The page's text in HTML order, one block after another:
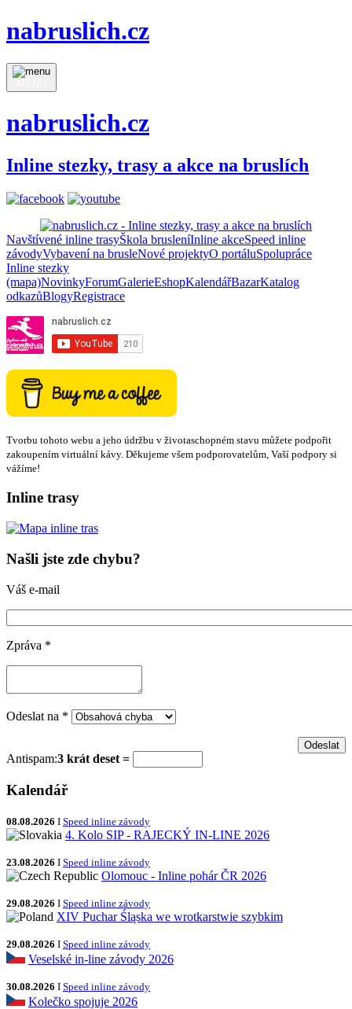
nabruslich.cz
nabruslich.cz
Inline stezky, trasy a akce na bruslích
Navštívené inline trasyŠkola brusleníInline akceSpeed inline
závodyVybavení na brusleNové projektyO portáluSpolupráce
Inline stezky
(mapa)NovinkyForumGalerieEshopKalendářBazarKatalog
odkazůBlogyRegistrace
Tvorbu tohoto webu a jeho údržbu v životaschopném stavu můžete podpořit
zakoupením virtuální kávy. Děkujeme všem podporovatelům, Vaší podpory si
vážíme!
Inline trasy
Našli jste zde chybu?
Váš e-mail
Zpráva *
Odeslat na *
Antispam:3 krát deset =
Kalendář
08.08.2026 I Speed inline závody
4. Kolo SIP - RAJECKÝ IN-LINE 2026
23.08.2026 I Speed inline závody
Olomouc - Inline pohár ČR 2026
29.08.2026 I Speed inline závody
XIV Puchar Śląska we wrotkarstwie szybkim
29.08.2026 I Speed inline závody
Veselské in-line závody 2026
30.08.2026 I Speed inline závody
Kolečko spojuje 2026